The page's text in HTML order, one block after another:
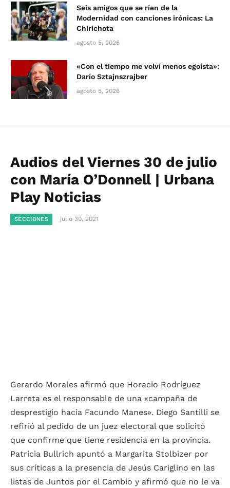
Seis amigos que se ríen de la
Modernidad con canciones irónicas: La
Chirichota
agosto 5, 2026
«Con el tiempo me volví menos egoísta»:
Darío Sztajnszrajber
agosto 5, 2026
Audios del Viernes 30 de julio
con María O’Donnell | Urbana
Play Noticias
SECCIONES julio 30, 2021
Gerardo Morales afirmó que Horacio Rodríguez
Larreta es el responsable de una «campaña de
desprestigio hacia Facundo Manes». Diego Santilli se
refirió al pedido de un juez electoral que solicitó
que confirme que tiene residencia en la provincia.
Patricia Bullrich apuntó a Margarita Stolbizer por
sus críticas a la presencia de Jesús Cariglino en las
listas de Juntos por el Cambio y afirmó que no le va